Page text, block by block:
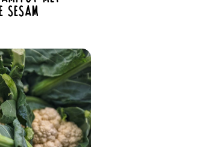
sesam